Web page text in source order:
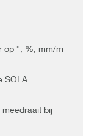
op °, %, mm/m
SOLA
meedraait bij